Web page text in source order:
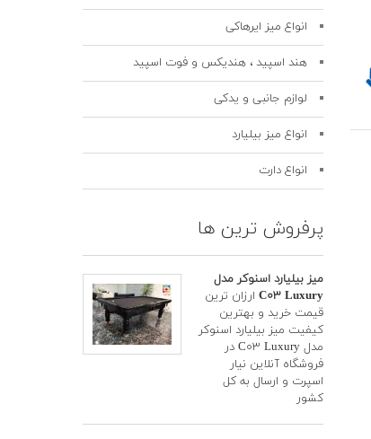
انواع میز ایرهاکی
هند اسپید ، هندیکس و فوت اسپید
لوازم جانبی و یدکی
انواع میز بیلیارد
انواع دارت
پرفروش ترین ها
میز بیلیارد اسنوکر مدل
C۰۳ Luxury ارزان ترین
قیمت خرید و بهترین
کیفیت میز بیلیارد اسنوکر
مدل C۰۳ Luxury در
فروشگاه آنلاین نیار
اسپرت و ارسال به کل
کشور